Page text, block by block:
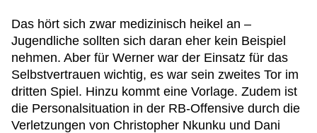
Das hört sich zwar medizinisch heikel an –
Jugendliche sollten sich daran eher kein Beispiel
nehmen. Aber für Werner war der Einsatz für das
Selbstvertrauen wichtig, es war sein zweites Tor im
dritten Spiel. Hinzu kommt eine Vorlage. Zudem ist
die Personalsituation in der RB-Offensive durch die
Verletzungen von Christopher Nkunku und Dani